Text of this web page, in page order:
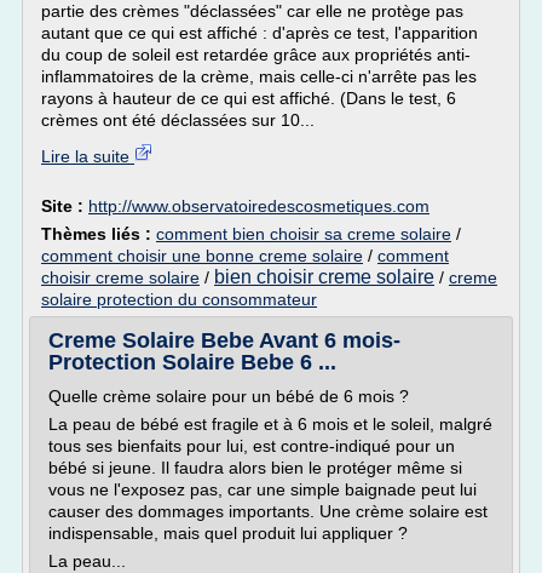
partie des crèmes "déclassées" car elle ne protège pas
autant que ce qui est affiché : d'après ce test, l'apparition
du coup de soleil est retardée grâce aux propriétés anti-
inflammatoires de la crème, mais celle-ci n'arrête pas les
rayons à hauteur de ce qui est affiché. (Dans le test, 6
crèmes ont été déclassées sur 10...
Lire la suite
Site : http://www.observatoiredescosmetiques.com
Thèmes liés : comment bien choisir sa creme solaire /
comment choisir une bonne creme solaire / comment
choisir creme solaire / bien choisir creme solaire / creme
solaire protection du consommateur
Creme Solaire Bebe Avant 6 mois-
Protection Solaire Bebe 6 ...
Quelle crème solaire pour un bébé de 6 mois ?
La peau de bébé est fragile et à 6 mois et le soleil, malgré
tous ses bienfaits pour lui, est contre-indiqué pour un
bébé si jeune. Il faudra alors bien le protéger même si
vous ne l'exposez pas, car une simple baignade peut lui
causer des dommages importants. Une crème solaire est
indispensable, mais quel produit lui appliquer ?
La peau...